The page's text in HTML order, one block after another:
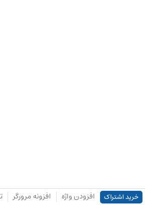
خرید اشتراک افزودن واژه افزونه مرورگر